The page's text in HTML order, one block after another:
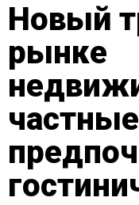
Новый
рынке